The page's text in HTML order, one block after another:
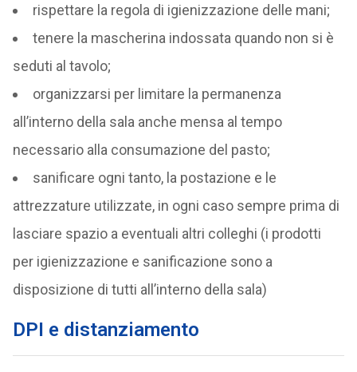
rispettare la regola di igienizzazione delle mani;
tenere la mascherina indossata quando non si è
seduti al tavolo;
organizzarsi per limitare la permanenza
all’interno della sala anche mensa al tempo
necessario alla consumazione del pasto;
sanificare ogni tanto, la postazione e le
attrezzature utilizzate, in ogni caso sempre prima di
lasciare spazio a eventuali altri colleghi (i prodotti
per igienizzazione e sanificazione sono a
disposizione di tutti all’interno della sala)
DPI e distanziamento